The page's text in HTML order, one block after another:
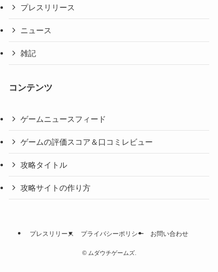
プレスリリース
ニュース
雑記
コンテンツ
ゲームニュースフィード
ゲームの評価スコア＆口コミレビュー
攻略タイトル
攻略サイトの作り方
プレスリリース プライバシーポリシー お問い合わせ
©ムダウチゲームズ.